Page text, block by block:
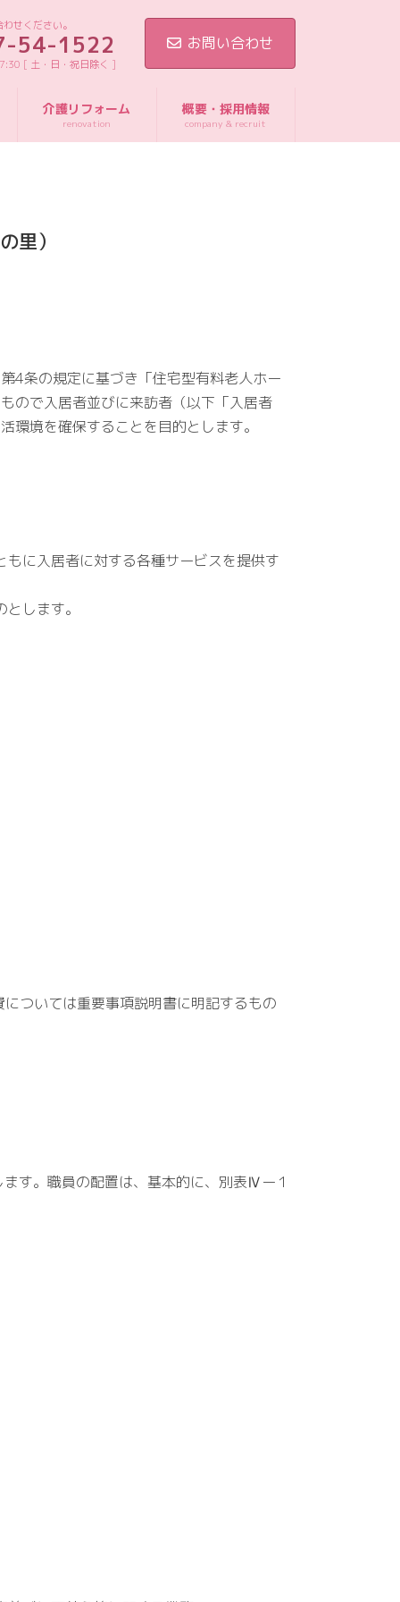
せください。
54-1522
[ 土・日・祝日除く ]
お問い合わせ
介護リフォーム
renovation
概要・採用情報
company & recruit
里）
4条の規定に基づき「住宅型有料老人ホー
ので入居者並びに来訪者（以下「入居者
境を確保することを目的とします。
に入居者に対する各種サービスを提供す
します。
ついては重要事項説明書に明記するもの
す。職員の配置は、基本的に、別表Ⅳー１